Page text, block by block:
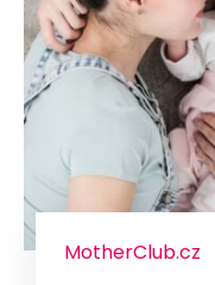
MotherClub.cz